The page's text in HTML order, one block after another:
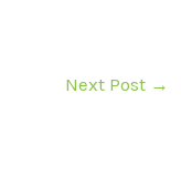
Next Post →